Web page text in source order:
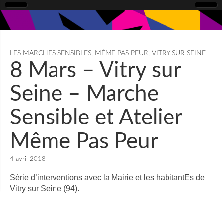
LES MARCHES SENSIBLES, MÊME PAS PEUR, VITRY SUR SEINE
8 Mars – Vitry sur
Seine – Marche
Sensible et Atelier
Même Pas Peur
4 avril 2018
Série d’interventions avec la Mairie et les habitantEs de
Vitry sur Seine (94).